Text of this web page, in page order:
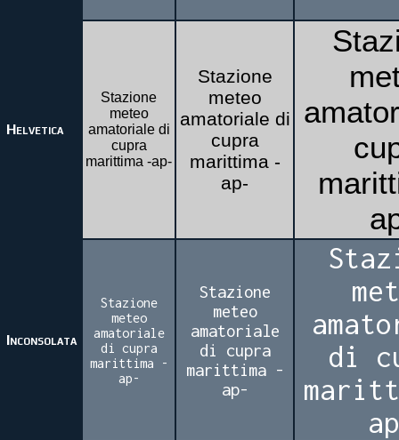
Helvetica
Stazione
meteo
amatoriale di
cupra
marittima -ap-
Stazione
meteo
amatoriale di
cupra
marittima -
ap-
Inconsolata
Stazione
meteo
amatoriale
di cupra
marittima -
ap-
Stazione
meteo
amatoriale
di cupra
marittima -
ap-
di